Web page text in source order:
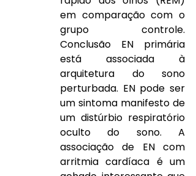
em comparação com o
grupo controle.
Conclusão EN primária
está associada à
arquitetura do sono
perturbada. EN pode ser
um sintoma manifesto de
um distúrbio respiratório
oculto do sono. A
associação de EN com
arritmia cardíaca é um